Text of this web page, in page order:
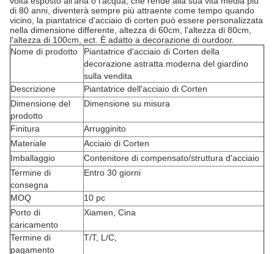
di 80 anni, diventerà sempre più attraente come tempo quando
vicino, la piantatrice d'acciaio di corten può essere personalizzata
nella dimensione differente, altezza di 60cm, l'altezza di 80cm,
l'altezza di 100cm, ect. È adatto a decorazione di ourdoor.
Nome di prodotto
Piantatrice d'acciaio di Corten della
decorazione astratta moderna del giardino
sulla vendita
Descrizione
Piantatrice dell'acciaio di Corten
Dimensione del
prodotto
Dimensione su misura
Finitura
Arrugginito
Materiale
Acciaio di Corten
Imballaggio
Contenitore di compensato/struttura d'acciaio
Termine di
consegna
Entro 30 giorni
MOQ
10 pc
Porto di
caricamento
Xiamen, Cina
Termine di
pagamento
T/T, L/C,